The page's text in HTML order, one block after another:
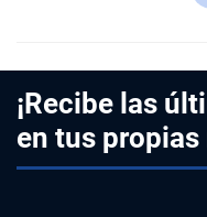
¡Recibe las
en tus propias